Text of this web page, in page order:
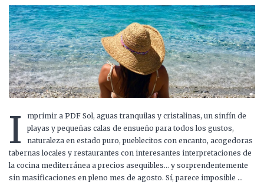
I
mprimir a PDF Sol, aguas tranquilas y cristalinas, un sinfín de
playas y pequeñas calas de ensueño para todos los gustos,
naturaleza en estado puro, pueblecitos con encanto, acogedoras
tabernas locales y restaurantes con interesantes interpretaciones de
la cocina mediterránea a precios asequibles… y sorprendentemente
sin masificaciones en pleno mes de agosto. Sí, parece imposible …